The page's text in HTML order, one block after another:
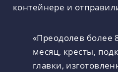
контейнере и
«Преодолев более
месяц, кресты,
главки,